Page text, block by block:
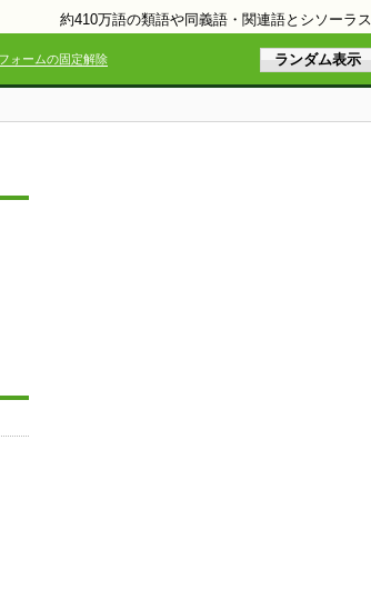
約410万語の類語や同義語・関連語とシソーラス
ォームの固定解除